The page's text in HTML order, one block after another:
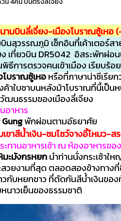
มบินลี่เจี่ยง-เมืองโบราณซู้เหอ
วรรณภูมิ เช็กอินที่เค้าเตอร์สา
เที่ยวบิน DR5042 อิสระพักผ่อ
การตรวจคนเข้าเมือง เรียบร้อ
โบราณซู้เหอหรือที่ภาษาน่าซีเรีย
าใบชาบนหลังม้าโบราณที่นี้เป็
นธรรมของเมืองลี่เจียง
าหาร
พักผ่อนตามอัธยาศัย
าสีน้ำเงิน-ชมโชว์จางอี้โหมว-ส
ะทานอาหารเช้า ณ ห้องอาหารขอ
มะมังกรหยกนำท่านนั่งกระเช้าใ
ยงามที่สุด ตลอดสองข้างทางที่
กับหยกขาว ที่ตัดกันสีน้ำเงินขอ
นาวเย็นของธรรมชาติ